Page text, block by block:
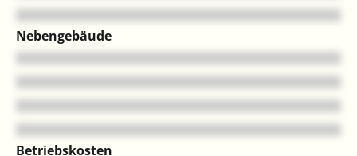
Nebengebäude
Betriebskosten